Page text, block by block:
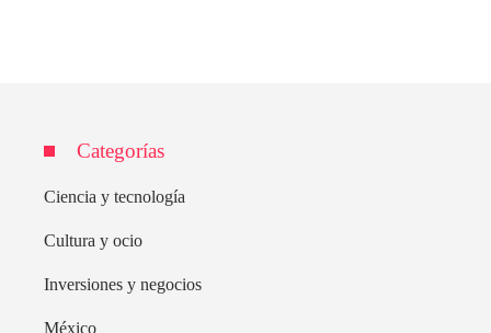
Categorías
Ciencia y tecnología
Cultura y ocio
Inversiones y negocios
México